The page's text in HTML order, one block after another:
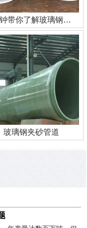
三分钟带你了解玻璃钢管道
玻璃钢夹砂管道